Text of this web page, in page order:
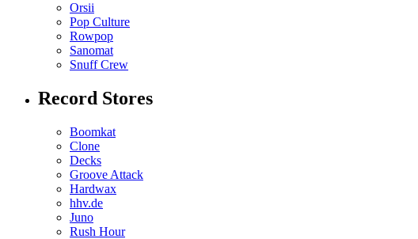
Orsii
Pop Culture
Rowpop
Sanomat
Snuff Crew
Record Stores
Boomkat
Clone
Decks
Groove Attack
Hardwax
hhv.de
Juno
Rush Hour